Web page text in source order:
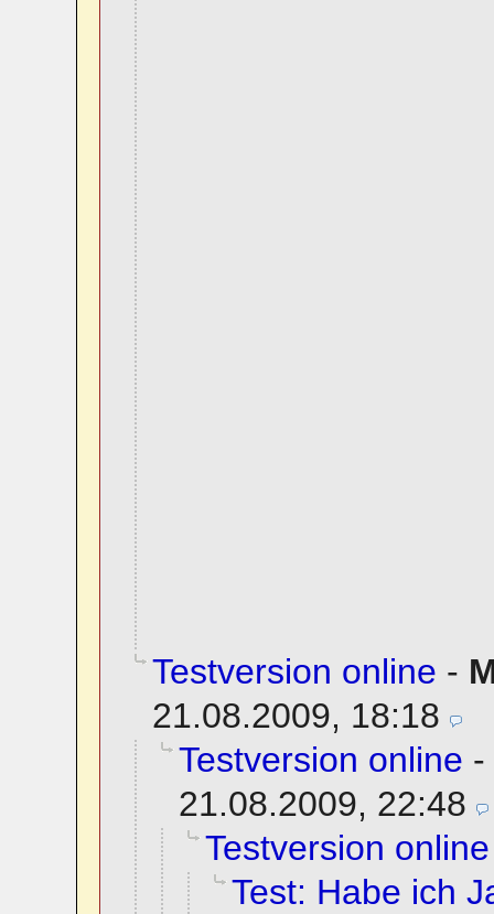
Testversion online -
21.08.2009, 18:18
Testversion online -
21.08.2009, 22:48
Testversion online
Test: Habe ich